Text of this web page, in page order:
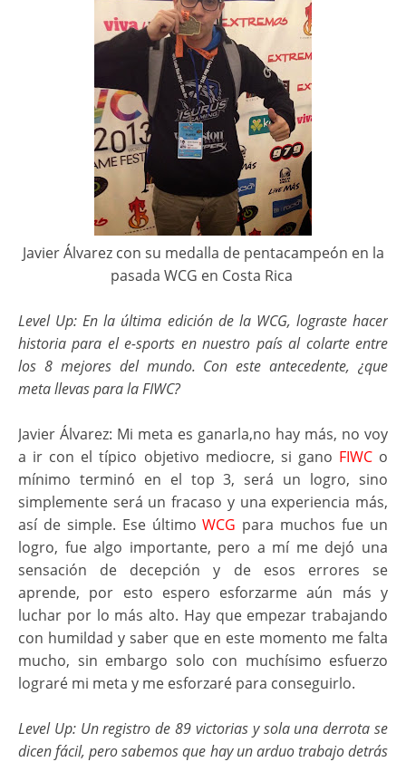
Javier Álvarez con su medalla de pentacampeón en la
pasada WCG en Costa Rica
Level Up:En la última edición de la WCG, lograste hacer
historia para el e-sports en nuestro país al colarte entre
los 8 mejores del mundo. Con este antecedente, ¿que
meta llevas para la FIWC?
Javier Álvarez: Mi meta es ganarla,no hay más, no voy
a ir con el típico objetivo mediocre, si gano FIWCo
mínimo terminó en el top 3, será un logro, sino
simplemente será un fracaso y una experiencia más,
así de simple. Ese últimoWCG para muchos fue un
logro, fue algo importante, pero a mí me dejó una
sensación de decepción y de esos errores se
aprende, por esto espero esforzarme aún más y
luchar por lo más alto. Hay que empezar trabajando
con humildad y saber que en este momento me falta
mucho, sin embargo solo con muchísimo esfuerzo
lograré mi meta y me esforzaré para conseguirlo.
Level Up: Un registro de 89 victorias y sola una derrota se
dicen fácil, pero sabemos que hay un arduo trabajo detrás